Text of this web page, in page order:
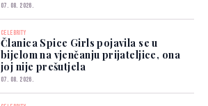
07. 08. 2026.
CELEBRITY
Članica Spice Girls pojavila se u
bijelom na vjenčanju prijateljice, ona
joj nije prešutjela
07. 08. 2026.